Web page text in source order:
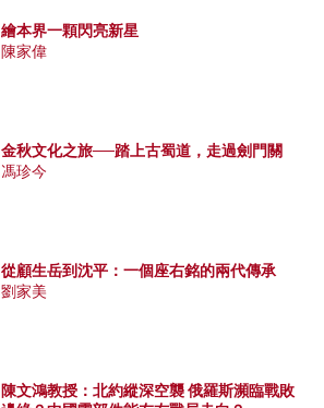
繪本界一顆閃亮新星
陳家偉
金秋文化之旅──踏上古蜀道，走過劍門關
馮珍今
從顧生岳到沈平：一個座右銘的兩代傳承
劉家美
陳文鴻教授：北約縱深空襲 俄羅斯瀕臨戰敗